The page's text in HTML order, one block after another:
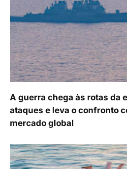
A guerra chega às rotas da
ataques e leva o confronto
mercado global